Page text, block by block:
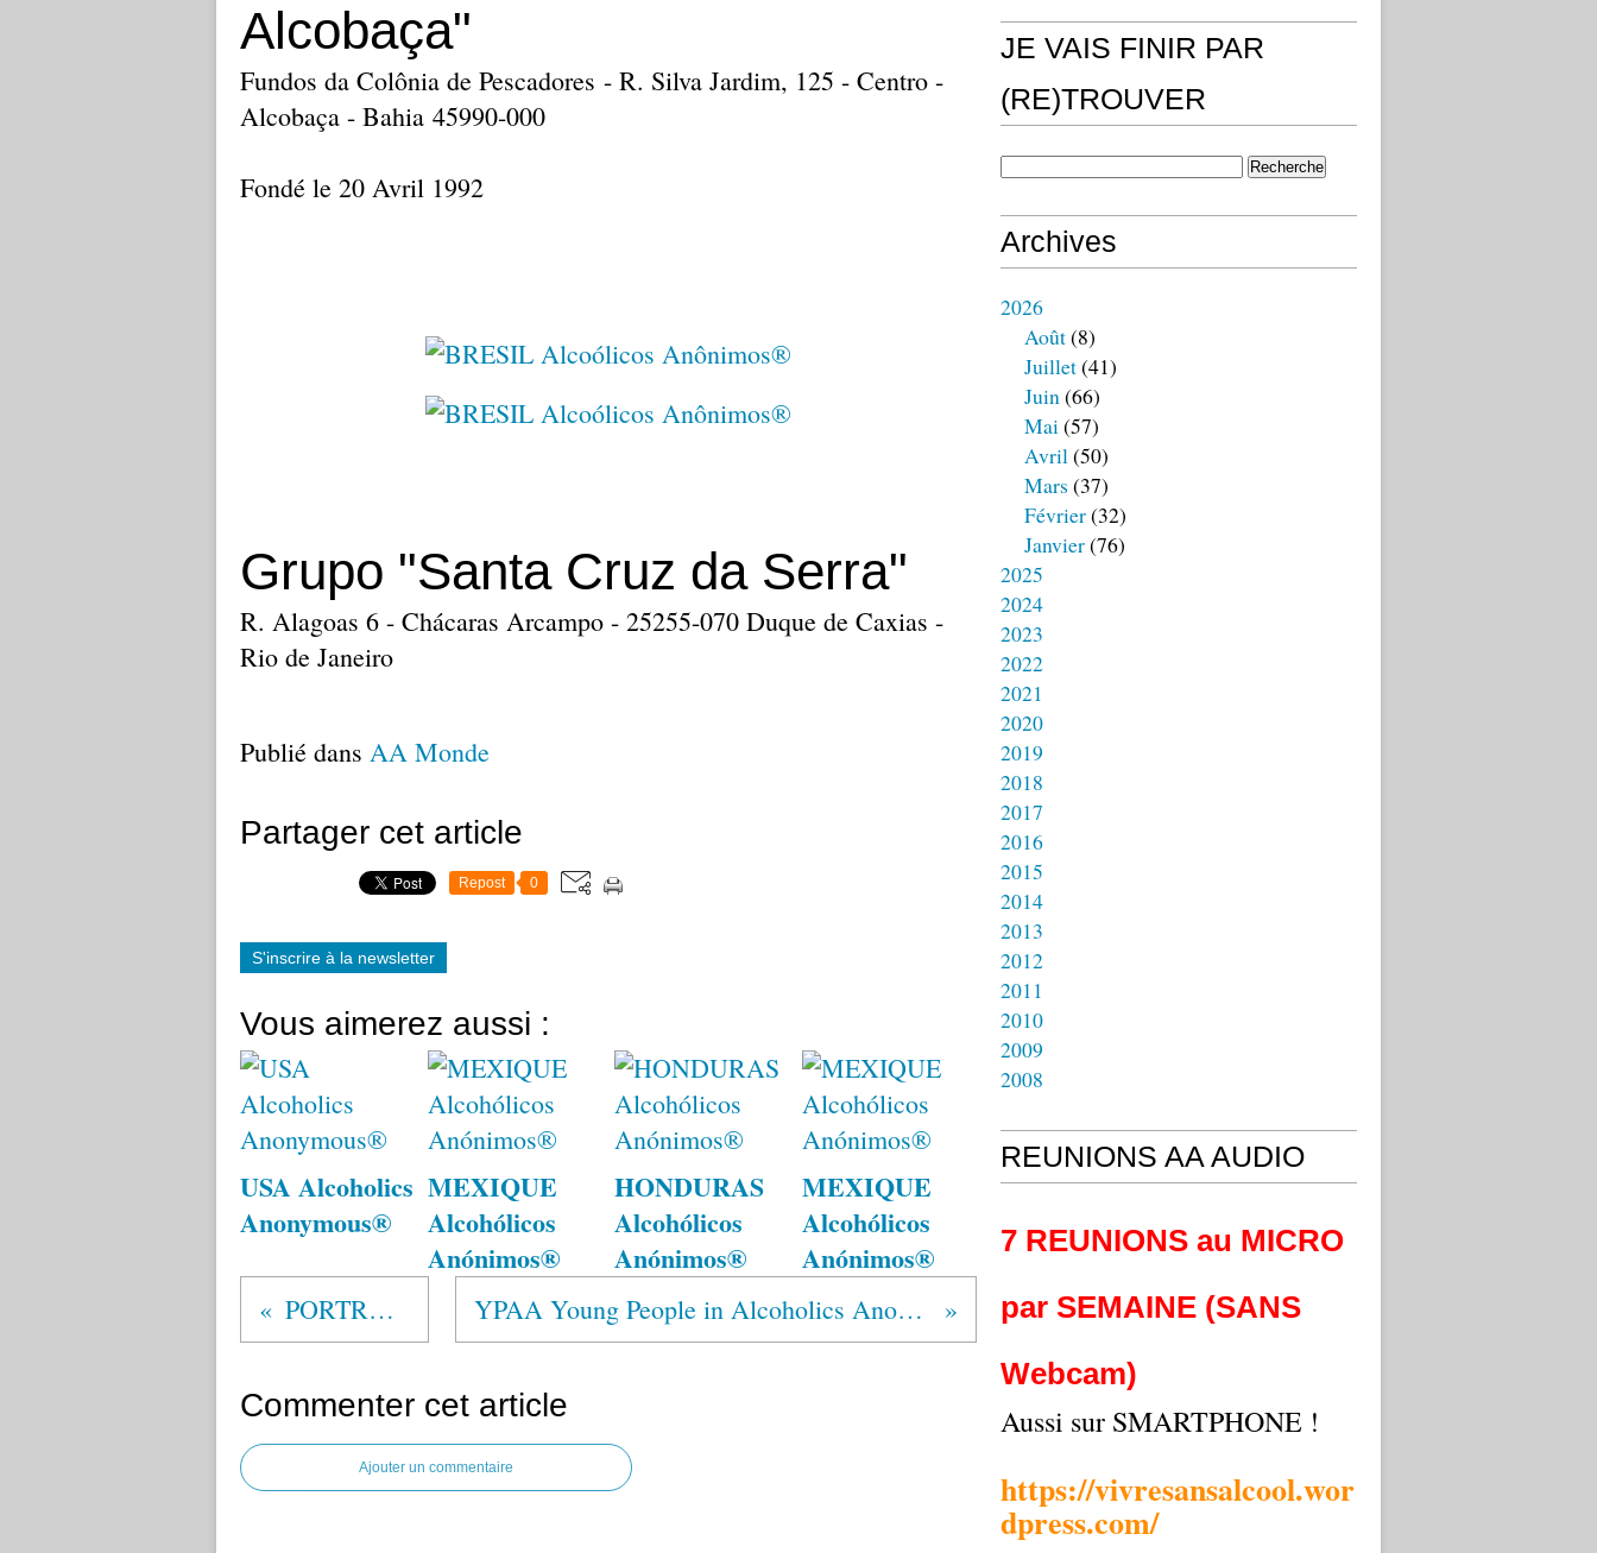
Alcobaça"
Fundos da Colônia de Pescadores - R. Silva Jardim, 125 - Centro -
Alcobaça - Bahia 45990-000
Fondé le 20 Avril 1992
Grupo "Santa Cruz da Serra"
R. Alagoas 6 - Chácaras Arcampo - 25255-070 Duque de Caxias -
Rio de Janeiro
Publié dans AA Monde
Partager cet article
Repost 0
S'inscrire à la newsletter
Vous aimerez aussi :
USA Alcoholics
Anonymous®
MEXIQUE
Alcohólicos
Anónimos®
HONDURAS
Alcohólicos
Anónimos®
MEXIQUE
Alcohólicos
Anónimos®
PORTRAITS YPAA Young People in Alcoholics Anonymous
Commenter cet article
Ajouter un commentaire
JE VAIS FINIR PAR
(RE)TROUVER
Archives
2026
Août(8)
Juillet(41)
Juin(66)
Mai(57)
Avril(50)
Mars (37)
Février(32)
Janvier(76)
2025
2024
2023
2022
2021
2020
2019
2018
2017
2016
2015
2014
2013
2012
2011
2010
2009
2008
REUNIONS AA AUDIO
7 REUNIONS au MICRO
par SEMAINE (SANS
Webcam)
Aussi sur SMARTPHONE !
https://vivresansalcool.wor
dpress.com/